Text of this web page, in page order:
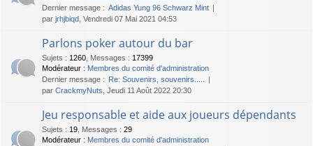
Dernier message : Adidas Yung 96 Schwarz Mint
par jrhjbiqd , Vendredi 07 Mai 2021 04:53
Parlons poker autour du bar
Sujets : 1260 Messages : 17399
Modérateur : Membres du comité d'administration
Dernier message : Re: Souvenirs, souvenirs.....
par CrackmyNuts , Jeudi 11 Août 2022 20:30
Jeu responsable et aide aux joueurs dépendants
Sujets : 19 Messages : 29
Modérateur : Membres du comité d'administration